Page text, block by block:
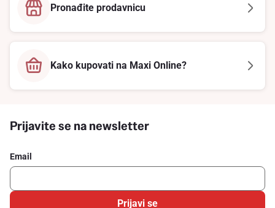
Pronađite prodavnicu
Kako kupovati na Maxi Online?
Prijavite se na newsletter
Email
Prijavi se